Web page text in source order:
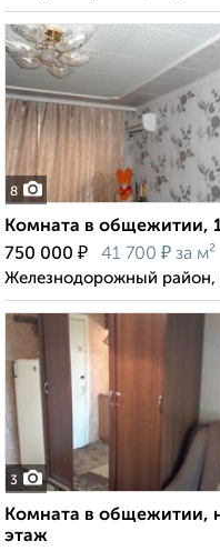
8
Комната в общежитии,
750 000 ₽ 41 700 ₽ за м²
Железнодорожный район,
3
Комната в общежитии,
этаж